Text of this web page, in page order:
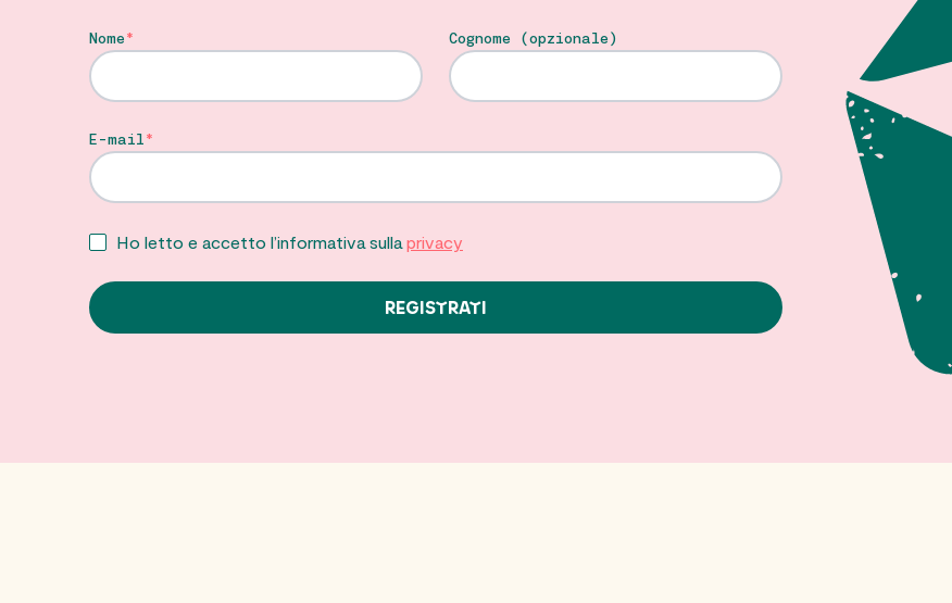
Nome Cognome (opzionale)
E-mail
Ho letto e accetto l’informativa sullaprivacy